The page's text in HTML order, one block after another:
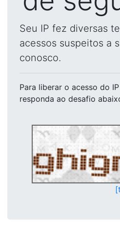
Seu IP fez diversas
acessos suspeitos a
conosco.
Para liberar o acesso do IP
responda ao desafio